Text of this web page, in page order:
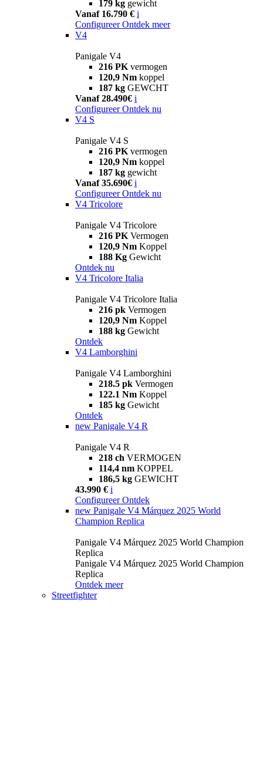
179 kg gewicht
Vanaf 16.790 € i
Configureer Ontdek meer
V4
Panigale V4
216 PK vermogen
120,9 Nm koppel
187 kg GEWCHT
Vanaf 28.490€ i
Configureer Ontdek nu
V4 S
Panigale V4 S
216 PK vermogen
120,9 Nm koppel
187 kg gewicht
Vanaf 35.690€ i
Configureer Ontdek nu
V4 Tricolore
Panigale V4 Tricolore
216 PK Vermogen
120,9 Nm Koppel
188 Kg Gewicht
Ontdek nu
V4 Tricolore Italia
Panigale V4 Tricolore Italia
216 pk Vermogen
120,9 Nm Koppel
188 kg Gewicht
Ontdek
V4 Lamborghini
Panigale V4 Lamborghini
218.5 pk Vermogen
122.1 Nm Koppel
185 kg Gewicht
Ontdek
new Panigale V4 R
Panigale V4 R
218 ch VERMOGEN
114,4 nm KOPPEL
186,5 kg GEWICHT
43.990 € i
Configureer Ontdek
new Panigale V4 Márquez 2025 World
Champion Replica
Panigale V4 Márquez 2025 World Champion
Replica
Panigale V4 Márquez 2025 World Champion
Replica
Ontdek meer
Streetfighter